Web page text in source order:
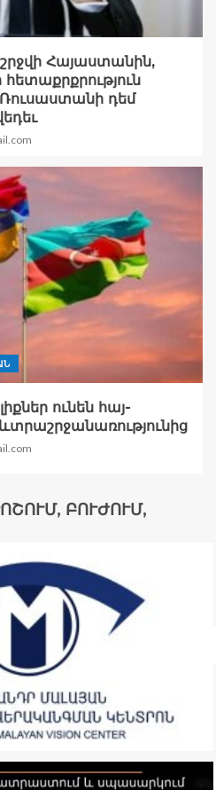
Հայաստանին,
Ռուսաստանի դեմ
ունեն հայ-
ԲՈՒԺՈՒՄ,